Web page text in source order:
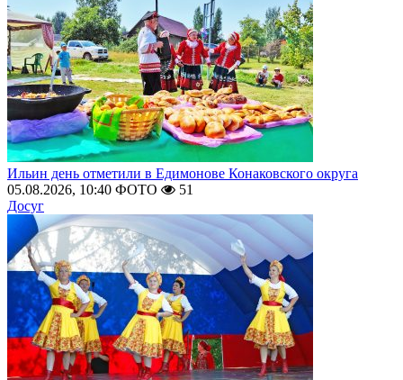
Ильин день отметили в Едимонове Конаковского округа
05.08.2026, 10:40 ФОТО
51
Досуг